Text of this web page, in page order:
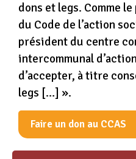
dons et legs. Comme
du Code de l’action
président du centre
intercommunal
d’accepter, à titre
legs […] ».
Faire un don au CCAS